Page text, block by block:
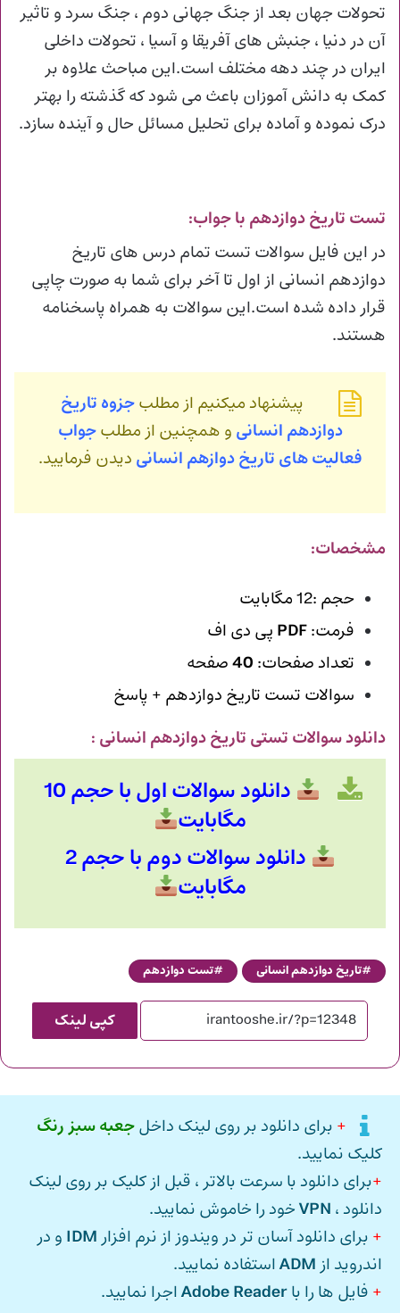
تحولات جهان بعد از جنگ جهانی دوم ، جنگ سرد و تاثیر
آن در دنیا ، جنبش های آفریقا و آسیا ، تحولات داخلی
ایران در چند دهه مختلف است.این مباحث علاوه بر
کمک به دانش آموزان باعث می شود که گذشته را بهتر
درک نموده و آماده برای تحلیل مسائل حال و آینده سازد.
تست تاریخ دوازدهم با جواب:
در این فایل سوالات تست تمام درس های تاریخ
دوازدهم انسانی از اول تا آخر برای شما به صورت چاپی
قرار داده شده است.این سوالات به همراه پاسخنامه
هستند.
پیشنهاد میکنیم از مطلبجزوه تاریخ
دوازدهم انسانی و همچنین از مطلبجواب
فعالیت های تاریخ دوازهم انسانی دیدن فرمایید.
مشخصات:
حجم :12 مگابایت
فرمت:PDF پی دی اف
تعداد صفحات: 40صفحه
سوالات تست تاریخ دوازدهم + پاسخ
دانلود سوالات تستی تاریخ دوازدهم انسانی :
دانلود سوالات اول با حجم 10
مگابایت
دانلود سوالات دوم با حجم 2
مگابایت
تاریخ دوازدهم انسانی تست دوازدهم
کپی لینک
+ برای دانلود بر روی لینک داخلجعبه سبز رنگ
کلیک نمایید.
+برای دانلود با سرعت بالاتر ، قبل از کلیک بر روی لینک
دانلود ، VPNخود را خاموش نمایید.
+ برای دانلود آسان تر در ویندوز از نرم افزار IDM و در
اندروید از ADMاستفاده نمایید.
+ فایل ها را باAdobe Readerاجرا نمایید.